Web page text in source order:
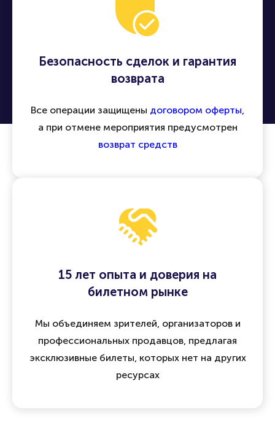
Безопасность сделок и гарантия
возврата
Все операции защищены договором оферты,
а при отмене мероприятия предусмотрен
возврат средств
15 лет опыта и доверия на
билетном рынке
Мы объединяем зрителей, организаторов и
профессиональных продавцов, предлагая
эксклюзивные билеты, которых нет на других
ресурсах